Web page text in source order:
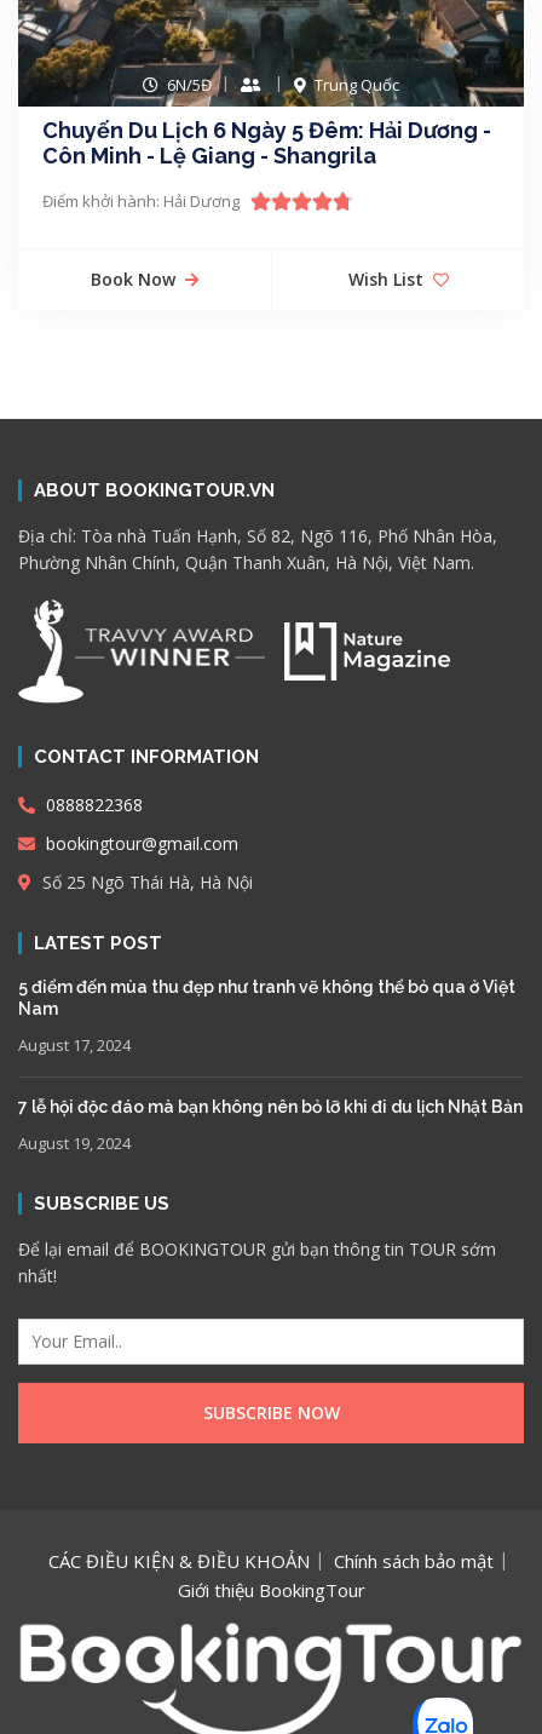
6N/5Đ Trung Quốc
Chuyến Du Lịch 6 Ngày 5 Đêm: Hải Dương -
Côn Minh - Lệ Giang - Shangrila
Điểm khởi hành: Hải Dương
Book Now Wish List
ABOUT BOOKINGTOUR.VN
Địa chỉ: Tòa nhà Tuấn Hạnh, Số 82, Ngõ 116, Phố Nhân Hòa,
Phường Nhân Chính, Quận Thanh Xuân, Hà Nội, Việt Nam.
CONTACT INFORMATION
0888822368
bookingtour@gmail.com
Số 25 Ngõ Thái Hà, Hà Nội
LATEST POST
5 điểm đến mùa thu đẹp như tranh vẽ không thể bỏ qua ở Việt
Nam
August 17, 2024
7 lễ hội độc đáo mà bạn không nên bỏ lỡ khi đi du lịch Nhật Bản
August 19, 2024
SUBSCRIBE US
Để lại email để BOOKINGTOUR gửi bạn thông tin TOUR sớm
nhất!
CÁC ĐIỀU KIỆN & ĐIỀU KHOẢN
Chính sách bảo mật
Giới thiệu BookingTour